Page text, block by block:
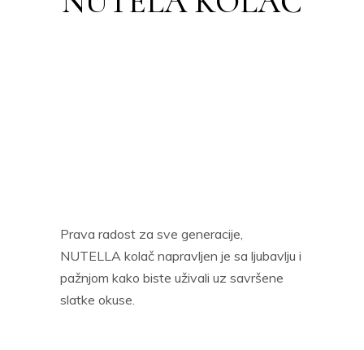
Prava radost za sve generacije,
NUTELLA kolač napravljen je sa ljubavlju i
pažnjom kako biste uživali uz savršene
slatke okuse.